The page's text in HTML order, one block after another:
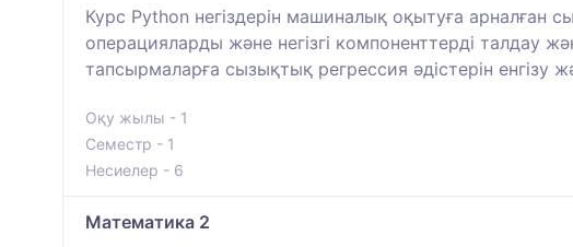
Курс Python негіздерін машиналық оқытуға арналған
операцияларды және негізгі компоненттерді талдау
тапсырмаларға сызықтық регрессия әдістерін енгізу
Оқу жылы - 1
Семестр - 1
Несиелер - 6
Математика 2